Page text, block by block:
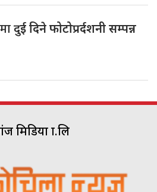
दुई दिने फोटोप्रर्दशनी सम्पन्न
मिडिया प्रा.लि